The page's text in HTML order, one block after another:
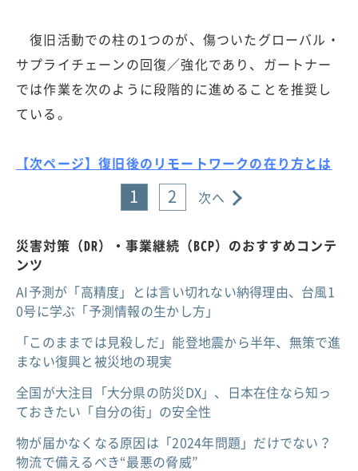
復旧活動での柱の1つのが、傷ついたグローバル・
サプライチェーンの回復／強化であり、ガートナー
では作業を次のように段階的に進めることを推奨し
ている。
【次ページ】復旧後のリモートワークの在り方とは
1 2 次へ
災害対策（DR）・事業継続（BCP）のおすすめコンテ
ンツ
AI予測が「高精度」とは言い切れない納得理由、台風1
0号に学ぶ「予測情報の生かし方」
「このままでは見殺しだ」能登地震から半年、無策で進
まない復興と被災地の現実
全国が大注目「大分県の防災DX」、日本在住なら知っ
ておきたい「自分の街」の安全性
物が届かなくなる原因は「2024年問題」だけでない？
物流で備えるべき“最悪の脅威”